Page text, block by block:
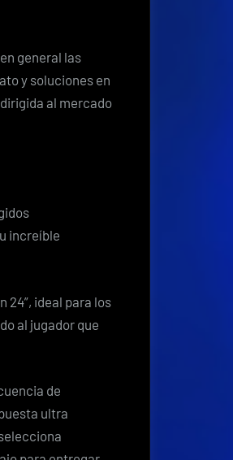
general las
y soluciones en
al mercado
increíble
24”, ideal para los
al jugador que
de
ultra